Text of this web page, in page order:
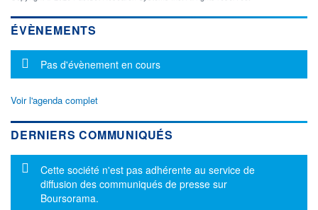
ÉVÈNEMENTS
Message d'information
Pas d'évènement en cours
Voir l'agenda complet
DERNIERS COMMUNIQUÉS
Message d'information
Cette société n'est pas adhérente au service de
diffusion des communiqués de presse sur
Boursorama.